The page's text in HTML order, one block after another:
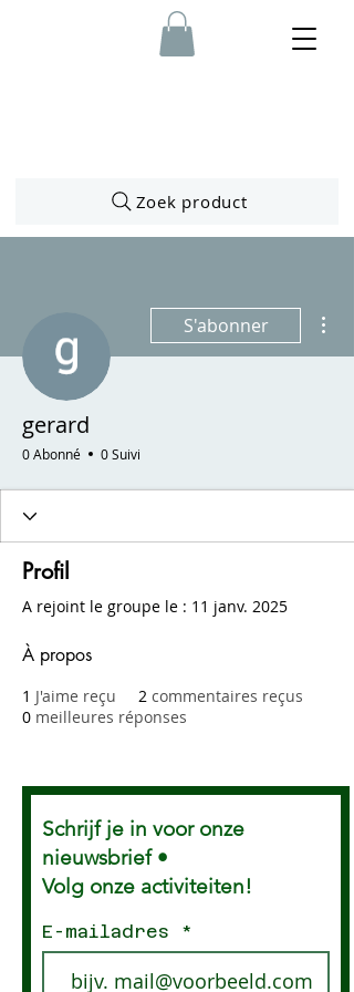
Zoek product
S'abonner
gerard
0 Abonné 0 Suivi
Profil
A rejoint le groupe le : 11 janv. 2025
À propos
1 J'aime reçu 2 commentaires reçus
0 meilleures réponses
Schrijf je in voor onze
nieuwsbrief •
Volg onze activiteiten!
E-mailadres